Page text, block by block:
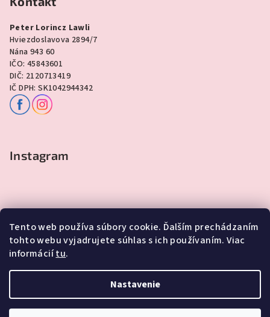
Tento web používa súbory cookie. Ďalším prechádzaním
tohto webu vyjadrujete súhlas s ich používaním. Viac
informáciítu.
Nastavenie
Peter Lorincz Lawli
Hviezdoslavova 2894/7
Nána 943 60
IČO: 45843601
DIČ: 2120713419
IČ DPH: SK1042944342
Instagram
Sledovať na Instagrame